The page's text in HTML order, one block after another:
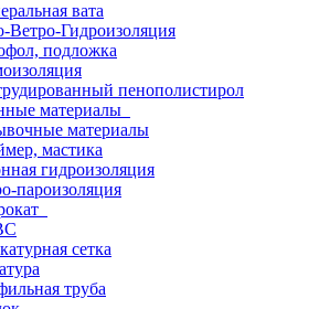
вата
Ветро-Гидроизоляция
подложка
пенополистирол
материалы
материалы
мастика
гидроизоляция
пароизоляция
сетка
труба